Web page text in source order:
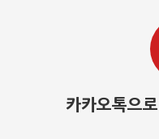
카카오톡으